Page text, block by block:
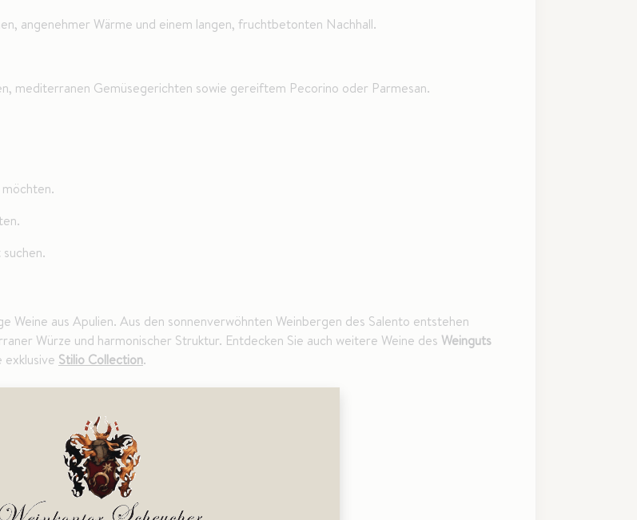
angenehmer Wärme und einem langen, fruchtbetonten Nachhall.
mediterranen Gemüsegerichten sowie gereiftem Pecorino oder Parmesan.
Weine aus Apulien. Aus den sonnenverwöhnten Weinbergen des Salento entstehen
Würze und harmonischer Struktur. Entdecken Sie auch weitere Weine des Weinguts
exklusive Stilio Collection.